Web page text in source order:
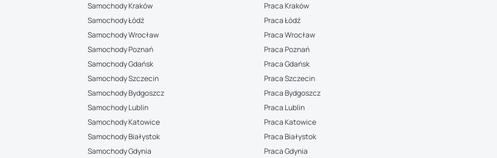
Samochody Kraków
Samochody Łódź
Samochody Wrocław
Samochody Poznań
Samochody Gdańsk
Samochody Szczecin
Samochody Bydgoszcz
Samochody Lublin
Samochody Katowice
Samochody Białystok
Samochody Gdynia
Praca Kraków
Praca Łódź
Praca Wrocław
Praca Poznań
Praca Gdańsk
Praca Szczecin
Praca Bydgoszcz
Praca Lublin
Praca Katowice
Praca Białystok
Praca Gdynia